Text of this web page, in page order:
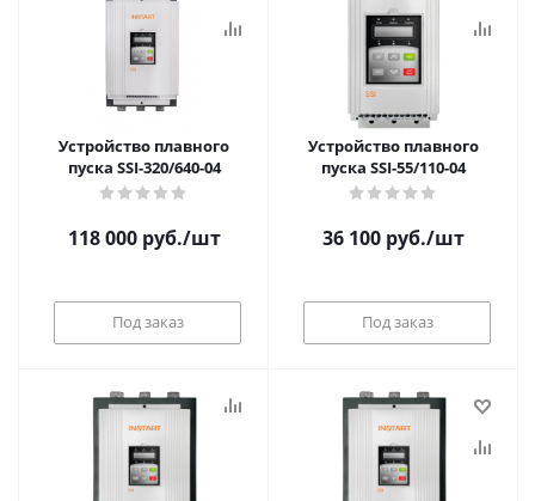
Устройство плавного
пуска SSI-320/640-04
118 000руб./шт
Под заказ
Устройство плавного
пуска SSI-55/110-04
36 100 руб./шт
Под заказ